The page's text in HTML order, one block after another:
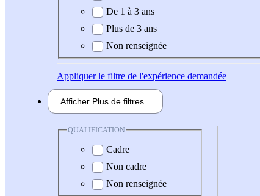
De 1 à 3 ans
Plus de 3 ans
Non renseignée
Appliquerle filtre de l'expérience demandée
Afficher Plus de filtres
QUALIFICATION
Cadre
Non cadre
Non renseignée